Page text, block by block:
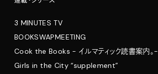
3 MINUTES TV
BOOKSWAPMEETING
Cook the Books - イルマティック読書案内。-
Girls in the City “supplement”